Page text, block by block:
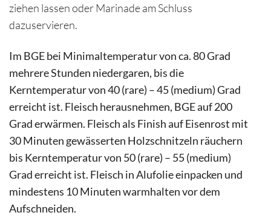
ziehen lassen oder Marinade am Schluss
dazuservieren.
Im BGE bei Minimaltemperatur von ca. 80 Grad
mehrere Stunden niedergaren, bis die
Kerntemperatur von 40 (rare) – 45 (medium) Grad
erreicht ist. Fleisch herausnehmen, BGE auf 200
Grad erwärmen. Fleisch als Finish auf Eisenrost mit
30 Minuten gewässerten Holzschnitzeln räuchern
bis Kerntemperatur von 50 (rare) – 55 (medium)
Grad erreicht ist. Fleisch in Alufolie einpacken und
mindestens 10 Minuten warmhalten vor dem
Aufschneiden.